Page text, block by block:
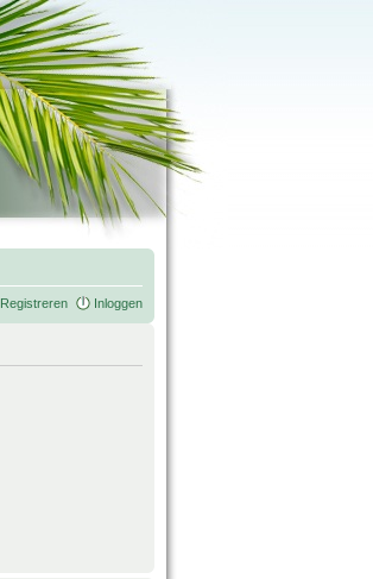
Registreren Inloggen